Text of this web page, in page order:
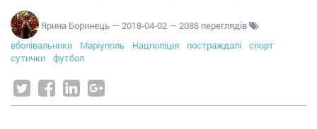
Ярина Боринець — 2018-04-02 — 2088 переглядів
вболівальники
Маріуполь Нацполіція постраждалі
спорт
сутички
футбол